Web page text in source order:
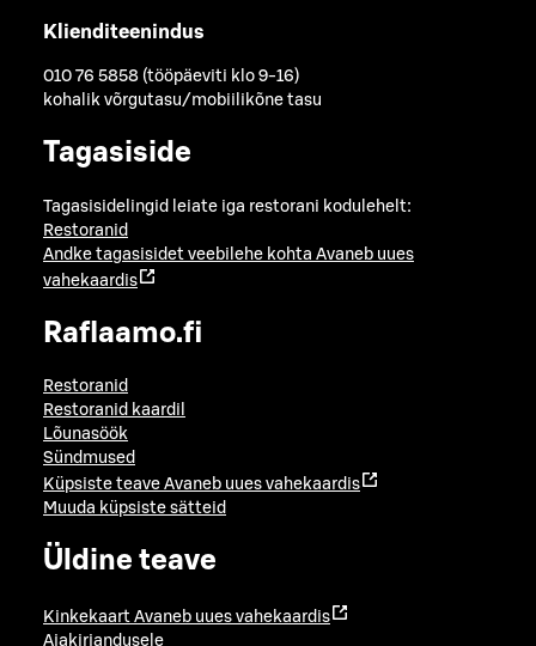
Klienditeenindus
010 76 5858 (tööpäeviti klo 9-16)
kohalik võrgutasu/mobiilikõne tasu
Tagasiside
Tagasisidelingid leiate iga restorani kodulehelt:
Restoranid
Andke tagasisidet veebilehe kohta Avaneb uues
vahekaardis
Raflaamo.fi
Restoranid
Restoranid kaardil
Lõunasöök
Sündmused
Küpsiste teave Avaneb uues vahekaardis
Muuda küpsiste sätteid
Üldine teave
Kinkekaart Avaneb uues vahekaardis
Ajakirjandusele